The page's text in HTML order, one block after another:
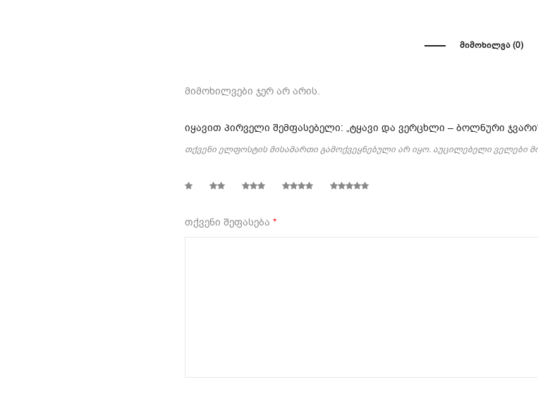
ᲛᲘᲛᲝᲮᲘᲚᲕᲐ (0)
მიმოხილვები ჯერ არ არის.
იყავით პირველი შემფასებელი: „ტყავი და ვერცხლი – ბოლნური
თქვენი ელფოსტის მისამართი გამოქვეყნებული არ იყო. აუცილებელი ველები
თქვენი შეფასება *